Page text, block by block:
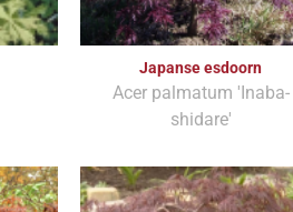
Japanse esdoorn
Acer palmatum 'Inaba-
shidare'